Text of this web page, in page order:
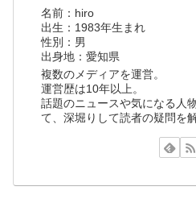
名前：hiro
出生：1983年生まれ
性別：男
出身地：愛知県
複数のメディアを運営。
運営歴は10年以上。
話題のニュースや気になる人
て、深堀りして読者の疑問を